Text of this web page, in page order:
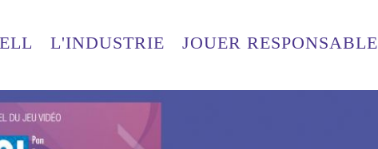
L'INDUSTRIE JOUER RESPONSABLE